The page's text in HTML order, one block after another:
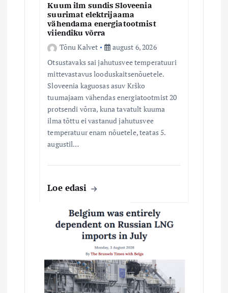
Kuum ilm sundis Sloveenia
suurimat elektrijaama
vähendama energiatootmist
viiendiku võrra
Tõnu Kalvet
august 6, 2026
Otsustavaks sai jahutusvee temperatuuri
mittevastavus looduskaitsenõuetele.
Sloveenia kaguosas asuv Krško
tuumajaam vähendas energiatootmist 20
protsendi võrra, kuna tavatult kuuma
ilma tõttu ei vastanud jahutusvee
temperatuur enam nõuetele, teatas 5.
augustil…
Loe edasi